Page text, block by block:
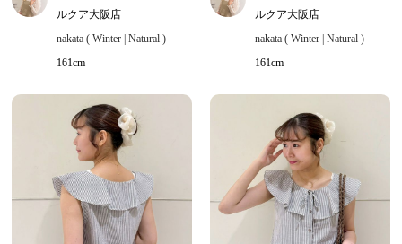
ルクア大阪店
nakata ( Winter | Natural )
161cm
ルクア大阪店
nakata ( Winter | Natural )
161cm